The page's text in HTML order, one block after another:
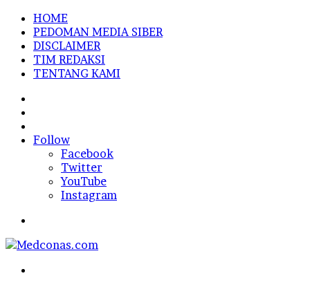
HOME
PEDOMAN MEDIA SIBER
DISCLAIMER
TIM REDAKSI
TENTANG KAMI
In
Follow
Facebook
Twitter
YouTube
Instagram